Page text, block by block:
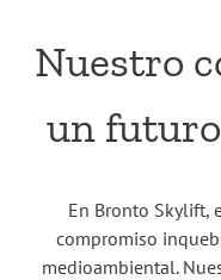
Nuestro
un
En Bronto Skylift,
compromiso
medioambiental.